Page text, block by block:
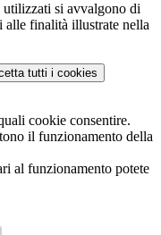
utilizzati si avvalgono di
alle finalità illustrate nella
tutti i cookies
cookie consentire.
il funzionamento della
al funzionamento potete